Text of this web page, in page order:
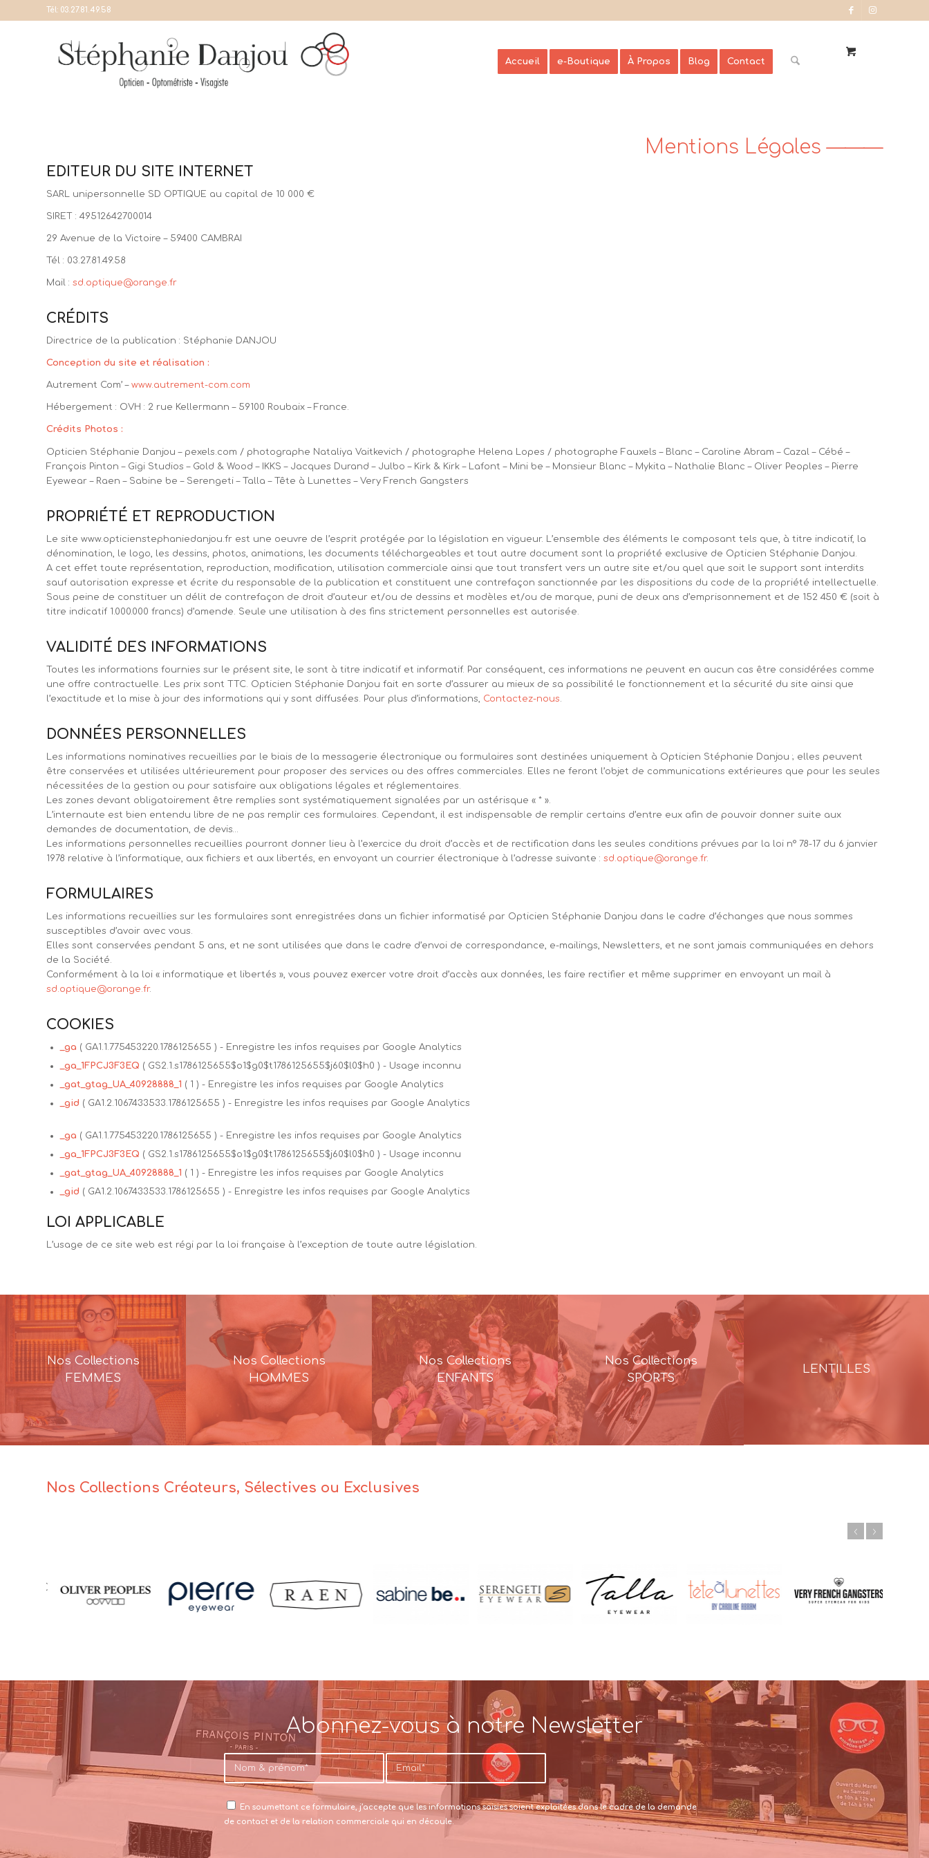
Tél: 03.27.81.49.58
Accueil e-Boutique À Propos Blog Contact
Mentions Légales ———
EDITEUR DU SITE INTERNET
SARL unipersonnelle SD OPTIQUE au capital de 10 000 €
SIRET : 49512642700014
29 Avenue de la Victoire – 59400 CAMBRAI
Tél : 03.27.81.49.58
Mail : sd.optique@orange.fr
CRÉDITS
Directrice de la publication : Stéphanie DANJOU
Conception du site et réalisation :
Autrement Com’ – www.autrement-com.com
Hébergement : OVH : 2 rue Kellermann – 59100 Roubaix – France.
Crédits Photos :
Opticien Stéphanie Danjou – pexels.com / photographe Nataliya Vaitkevich / photographe Helena Lopes / photographe Fauxels – Blanc – Caroline Abram – Cazal – Cébé –
François Pinton – Gigi Studios – Gold & Wood – IKKS – Jacques Durand – Julbo – Kirk & Kirk – Lafont – Mini be – Monsieur Blanc – Mykita – Nathalie Blanc – Oliver Peoples – Pierre
Eyewear – Raen – Sabine be – Serengeti – Talla – Tête à Lunettes – Very French Gangsters
PROPRIÉTÉ ET REPRODUCTION
Le site www.opticienstephaniedanjou.fr est une oeuvre de l’esprit protégée par la législation en vigueur. L’ensemble des éléments le composant tels que, à titre indicatif, la
dénomination, le logo, les dessins, photos, animations, les documents téléchargeables et tout autre document sont la propriété exclusive de Opticien Stéphanie Danjou.
A cet effet toute représentation, reproduction, modification, utilisation commerciale ainsi que tout transfert vers un autre site et/ou quel que soit le support sont interdits
sauf autorisation expresse et écrite du responsable de la publication et constituent une contrefaçon sanctionnée par les dispositions du code de la propriété intellectuelle.
Sous peine de constituer un délit de contrefaçon de droit d’auteur et/ou de dessins et modèles et/ou de marque, puni de deux ans d’emprisonnement et de 152 450 € (soit à
titre indicatif 1.000.000 francs) d’amende. Seule une utilisation à des fins strictement personnelles est autorisée.
VALIDITÉ DES INFORMATIONS
Toutes les informations fournies sur le présent site, le sont à titre indicatif et informatif. Par conséquent, ces informations ne peuvent en aucun cas être considérées comme
une offre contractuelle. Les prix sont TTC. Opticien Stéphanie Danjou fait en sorte d’assurer au mieux de sa possibilité le fonctionnement et la sécurité du site ainsi que
l’exactitude et la mise à jour des informations qui y sont diffusées. Pour plus d’informations, Contactez-nous
DONNÉES PERSONNELLES
Les informations nominatives recueillies par le biais de la messagerie électronique ou formulaires sont destinées uniquement à Opticien Stéphanie Danjou ; elles peuvent
être conservées et utilisées ultérieurement pour proposer des services ou des offres commerciales. Elles ne feront l’objet de communications extérieures que pour les seules
nécessitées de la gestion ou pour satisfaire aux obligations légales et réglementaires.
Les zones devant obligatoirement être remplies sont systématiquement signalées par un astérisque « * ».
L’internaute est bien entendu libre de ne pas remplir ces formulaires. Cependant, il est indispensable de remplir certains d’entre eux afin de pouvoir donner suite aux
demandes de documentation, de devis…
Les informations personnelles recueillies pourront donner lieu à l’exercice du droit d’accès et de rectification dans les seules conditions prévues par la loi n° 78-17 du 6 janvier
1978 relative à l’informatique, aux fichiers et aux libertés, en envoyant un courrier électronique à l’adresse suivante : sd.optique@orange.fr.
FORMULAIRES
Les informations recueillies sur les formulaires sont enregistrées dans un fichier informatisé par Opticien Stéphanie Danjou dans le cadre d’échanges que nous sommes
susceptibles d’avoir avec vous.
Elles sont conservées pendant 5 ans, et ne sont utilisées que dans le cadre d’envoi de correspondance, e-mailings, Newsletters, et ne sont jamais communiquées en dehors
de la Société.
Conformément à la loi « informatique et libertés », vous pouvez exercer votre droit d’accès aux données, les faire rectifier et même supprimer en envoyant un mail à
sd.optique@orange.fr.
COOKIES
_ga ( GA1.1.775453220.1786125655 ) - Enregistre les infos requises par Google Analytics
_ga_1FPCJ3F3EQ ( GS2.1.s1786125655$o1$g0$t1786125655$j60$l0$h0 ) - Usage inconnu
_gat_gtag_UA_40928888_1 ( 1 ) - Enregistre les infos requises par Google Analytics
_gid ( GA1.2.1067433533.1786125655 ) - Enregistre les infos requises par Google Analytics
_ga ( GA1.1.775453220.1786125655 ) - Enregistre les infos requises par Google Analytics
_ga_1FPCJ3F3EQ ( GS2.1.s1786125655$o1$g0$t1786125655$j60$l0$h0 ) - Usage inconnu
_gat_gtag_UA_40928888_1 ( 1 ) - Enregistre les infos requises par Google Analytics
_gid ( GA1.2.1067433533.1786125655 ) - Enregistre les infos requises par Google Analytics
LOI APPLICABLE
L’usage de ce site web est régi par la loi française à l’exception de toute autre législation.
Nos Collections
FEMMES
Nos Collections
HOMMES
Nos Collections
ENFANTS
Nos Collections
SPORTS
LENTILLES
Nos Collections Créateurs, Sélectives ou Exclusives
Abonnez-vous à notre Newsletter
En soumettant ce formulaire, j’accepte que les informations saisies soient exploitées dans le cadre de la demande
de contact et de la relation commerciale qui en découle.